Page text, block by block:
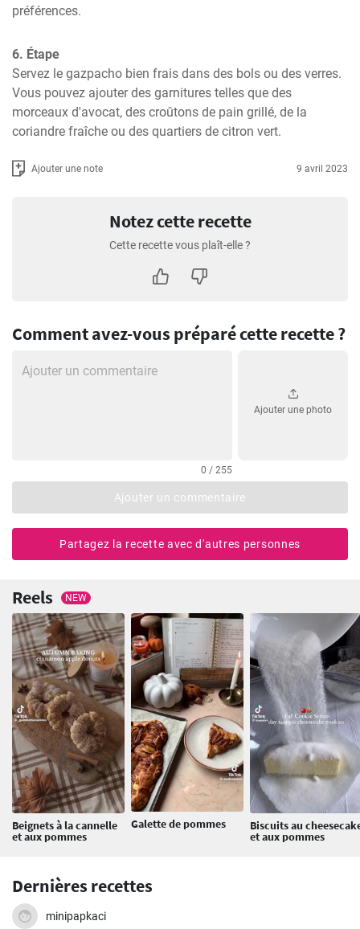
préférences.
6. Étape
Servez le gazpacho bien frais dans des bols ou des verres.
Vous pouvez ajouter des garnitures telles que des
morceaux d'avocat, des croûtons de pain grillé, de la
coriandre fraîche ou des quartiers de citron vert.
Ajouter une note 9 avril 2023
Notez cette recette
Cette recette vous plaît-elle ?
Comment avez-vous préparé cette recette ?
0 / 255
Ajouter une photo
Ajouter un commentaire
Partagez la recette avec d'autres personnes
Reels NEW
Beignets à la cannelle
et aux pommes
Galette de pommes Biscuits au
et aux pommes
Dernières recettes
minipapkaci